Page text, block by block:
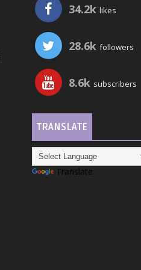
34.2k likes
28.6k followers
8.6k subscribers
TRANSLATE
Translate